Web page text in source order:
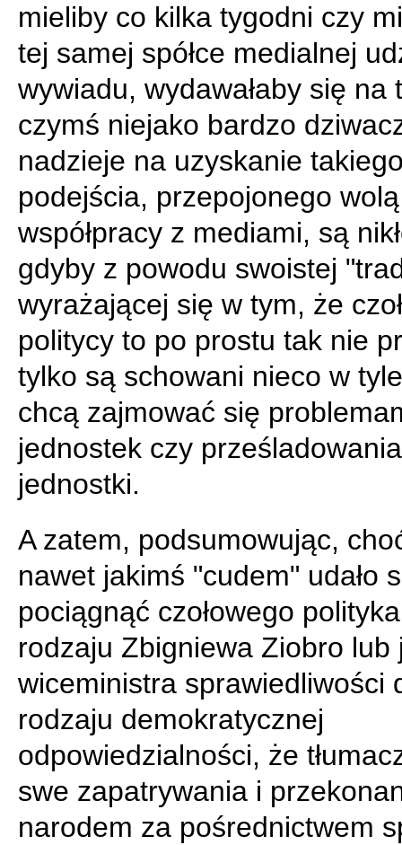
mieliby co kilka tygodni czy
tej samej spółce medialnej
wywiadu, wydawałaby się na
czymś niejako bardzo
nadzieje na uzyskanie
podejścia, przepojonego wolą
współpracy z mediami, są
gdyby z powodu swoistej
wyrażającej się w tym, że
politycy to po prostu tak nie
tylko są schowani nieco w
chcą zajmować się
jednostek czy prześladowania
jednostki.
A zatem, podsumowując,
nawet jakimś "cudem" udało
pociągnąć czołowego
rodzaju Zbigniewa Ziobro lub
wiceministra sprawiedliwości
rodzaju demokratycznej
odpowiedzialności, że
swe zapatrywania i
narodem za pośrednictwem